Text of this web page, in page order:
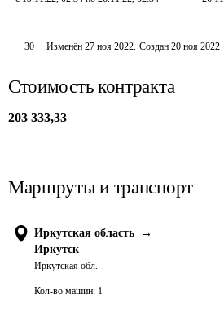
30 Изменён27 ноя 2022. Создан 20 ноя 2022
Стоимость контракта
203 333,33
Маршруты и транспорт
Иркутская область
→
Иркутск
Иркутская обл.
Кол-во машин: 1